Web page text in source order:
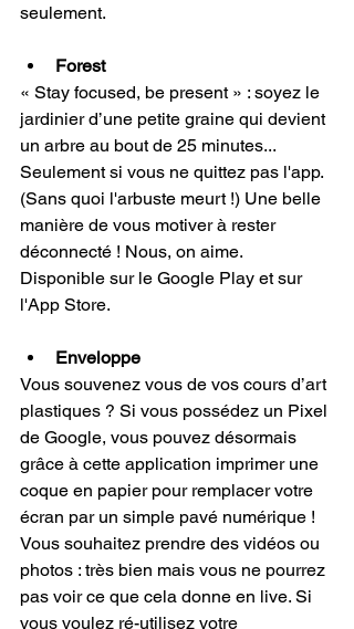
seulement.
Forest
« Stay focused, be present » : soyez le
jardinier d’une petite graine qui devient
un arbre au bout de 25 minutes...
Seulement si vous ne quittez pas l'app.
(Sans quoi l'arbuste meurt !) Une belle
manière de vous motiver à rester
déconnecté ! Nous, on aime.
Disponible sur le Google Play et sur
l'App Store.
Enveloppe
Vous souvenez vous de vos cours d’art
plastiques ? Si vous possédez un Pixel
de Google, vous pouvez désormais
grâce à cette application imprimer une
coque en papier pour remplacer votre
écran par un simple pavé numérique !
Vous souhaitez prendre des vidéos ou
photos : très bien mais vous ne pourrez
pas voir ce que cela donne en live. Si
vous voulez ré-utilisez votre